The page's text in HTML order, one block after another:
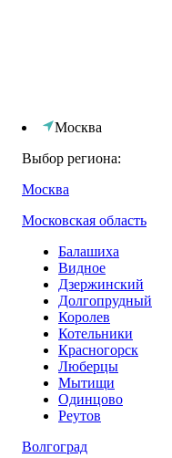
Москва
Выбор региона:
Москва
Московская область
Балашиха
Видное
Дзержинский
Долгопрудный
Королев
Котельники
Красногорск
Люберцы
Мытищи
Одинцово
Реутов
Волгоград